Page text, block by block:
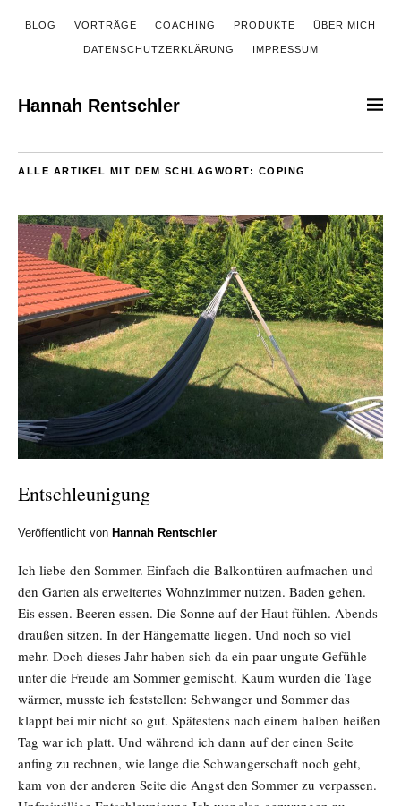
BLOG VORTRÄGE COACHING PRODUKTE ÜBER MICH
DATENSCHUTZERKLÄRUNG IMPRESSUM
Hannah Rentschler
ALLE ARTIKEL MIT DEM SCHLAGWORT: COPING
Entschleunigung
Veröffentlicht von Hannah Rentschler
Ich liebe den Sommer. Einfach die Balkontüren aufmachen und
den Garten als erweitertes Wohnzimmer nutzen. Baden gehen.
Eis essen. Beeren essen. Die Sonne auf der Haut fühlen. Abends
draußen sitzen. In der Hängematte liegen. Und noch so viel
mehr. Doch dieses Jahr haben sich da ein paar ungute Gefühle
unter die Freude am Sommer gemischt. Kaum wurden die Tage
wärmer, musste ich feststellen: Schwanger und Sommer das
klappt bei mir nicht so gut. Spätestens nach einem halben heißen
Tag war ich platt. Und während ich dann auf der einen Seite
anfing zu rechnen, wie lange die Schwangerschaft noch geht,
kam von der anderen Seite die Angst den Sommer zu verpassen.